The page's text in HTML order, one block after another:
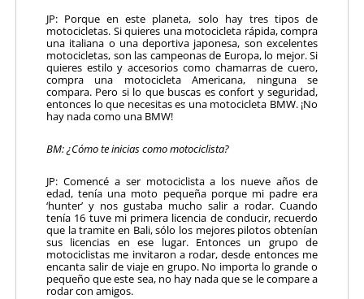
JP: Porque en este planeta, solo hay tres tipos de
motocicletas. Si quieres una motocicleta rápida, compra
una italiana o una deportiva japonesa, son excelentes
motocicletas, son las campeonas de Europa, lo mejor. Si
quieres estilo y accesorios como chamarras de cuero,
compra una motocicleta Americana, ninguna se
compara. Pero si lo que buscas es confort y seguridad,
entonces lo que necesitas es una motocicleta BMW. ¡No
hay nada como una BMW!
BM: ¿Cómo te inicias como motociclista?
JP: Comencé a ser motociclista a los nueve años de
edad, tenía una moto pequeña porque mi padre era
‘hunter’ y nos gustaba mucho salir a rodar. Cuando
tenía 16 tuve mi primera licencia de conducir, recuerdo
que la tramite en Bali, sólo los mejores pilotos obtenían
sus licencias en ese lugar. Entonces un grupo de
motociclistas me invitaron a rodar, desde entonces me
encanta salir de viaje en grupo. No importa lo grande o
pequeño que este sea, no hay nada que se le compare a
rodar con amigos.